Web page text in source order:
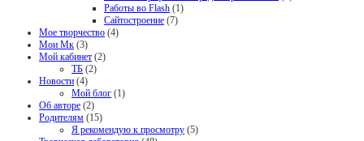
Работы во Flash (1)
Сайтостроение (7)
Мое творчество (4)
Мои Мк (3)
Мой кабинет (2)
ТБ (2)
Новости (4)
Мой блог (1)
Об авторе (2)
Родителям (15)
Я рекомендую к просмотру (5)